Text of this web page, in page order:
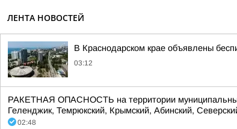
ЛЕНТА НОВОСТЕЙ
В Краснодарском крае объявлены
03:12
РАКЕТНАЯ ОПАСНОСТЬ на территории муниципальных
Геленджик, Темрюкский, Крымский, Абинский,
02:48